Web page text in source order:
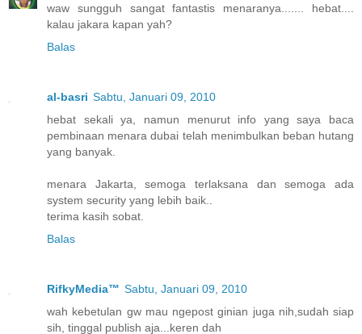
waw sungguh sangat fantastis menaranya....... hebat....
kalau jakara kapan yah?
Balas
al-basri Sabtu, Januari 09, 2010
hebat sekali ya, namun menurut info yang saya baca
pembinaan menara dubai telah menimbulkan beban hutang
yang banyak.
menara Jakarta, semoga terlaksana dan semoga ada
system security yang lebih baik..
terima kasih sobat.
Balas
RifkyMedia™ Sabtu, Januari 09, 2010
wah kebetulan gw mau ngepost ginian juga nih,sudah siap
sih, tinggal publish aja...keren dah